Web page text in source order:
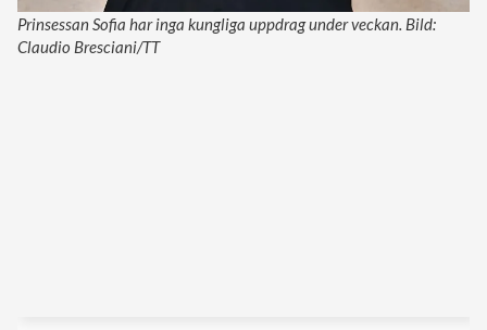
Prinsessan Sofia har inga kungliga uppdrag under veckan. Bild:
Claudio Bresciani/TT